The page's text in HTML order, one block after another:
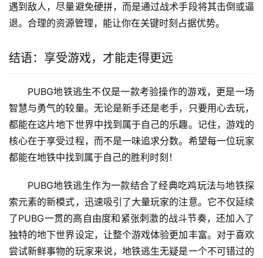
遇到敌人，尽量避免硬拼，而是通过战术手段将其击倒或逼
退。合理的资源管理，能让你在关键时刻占据优势。
结语：享受游戏，才能走得更远
PUBG地铁逃生不仅是一款考验操作的游戏，更是一场
智慧与勇气的较量。无论是新手还是老手，只要用心去玩，
都能在这片地下世界中找到属于自己的乐趣。记住，游戏的
核心在于享受过程，而不是一味追求分数。希望每一位玩家
都能在地铁中找到属于自己的胜利时刻！
PUBG地铁逃生作为一款结合了经典吃鸡玩法与地铁探
索元素的新模式，迅速吸引了大量玩家的注意。它不仅延续
了PUBG一贯的高自由度和紧张刺激的战斗节奏，还加入了
独特的地下世界设定，让整个游戏体验更加丰富。对于喜欢
尝试新鲜事物的玩家来说，地铁逃生无疑是一个不可错过的